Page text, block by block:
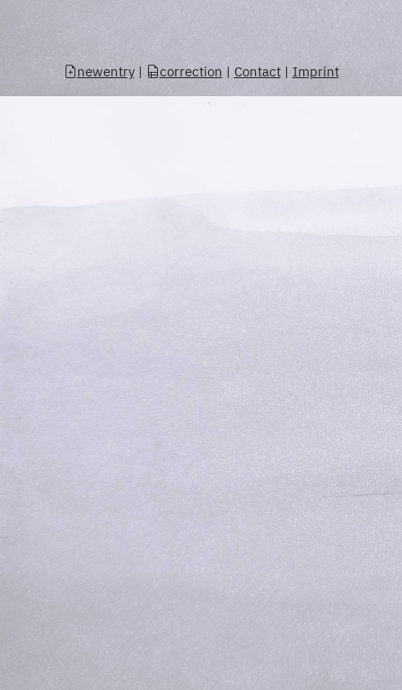
newentry| correction | Contact| Imprint